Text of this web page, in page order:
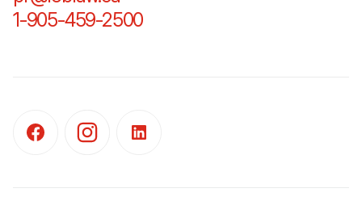
1-905-459-2500